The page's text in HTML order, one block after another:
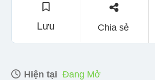
Lưu Chia sẻ
Hiện tại Đang Mở